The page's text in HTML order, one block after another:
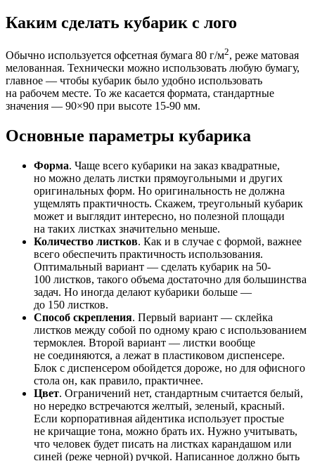
Каким сделать кубарик с лого
Обычно используется офсетная бумага 80 г/м2, реже матовая
мелованная. Технически можно использовать любую бумагу,
главное — чтобы кубарик было удобно использовать
на рабочем месте. То же касается формата, стандартные
значения — 90×90 при высоте 15-90 мм.
Основные параметры кубарика
Форма. Чаще всего кубарики на заказ квадратные,
но можно делать листки прямоугольными и других
оригинальных форм. Но оригинальность не должна
ущемлять практичность. Скажем, треугольный кубарик
может и выглядит интересно, но полезной площади
на таких листках значительно меньше.
Количество листков. Как и в случае с формой, важнее
всего обеспечить практичность использования.
Оптимальный вариант — сделать кубарик на 50-
100 листков, такого объема достаточно для большинства
задач. Но иногда делают кубарики больше —
до 150 листков.
Способ скрепления. Первый вариант — склейка
листков между собой по одному краю с использованием
термоклея. Второй вариант — листки вообще
не соединяются, а лежат в пластиковом диспенсере.
Блок с диспенсером обойдется дороже, но для офисного
стола он, как правило, практичнее.
Цвет. Ограничений нет, стандартным считается белый,
но нередко встречаются желтый, зеленый, красный.
Если корпоративная айдентика использует простые
не кричащие тона, можно брать их. Нужно учитывать,
что человек будет писать на листках карандашом или
синей (реже черной) ручкой. Написанное должно быть